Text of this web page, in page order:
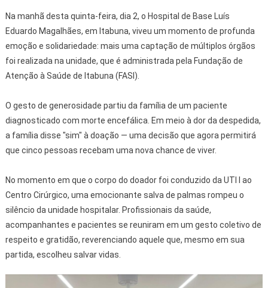
Na manhã desta quinta-feira, dia 2, o Hospital de Base Luís
Eduardo Magalhães, em Itabuna, viveu um momento de profunda
emoção e solidariedade: mais uma captação de múltiplos órgãos
foi realizada na unidade, que é administrada pela Fundação de
Atenção à Saúde de Itabuna (FASI).
O gesto de generosidade partiu da família de um paciente
diagnosticado com morte encefálica. Em meio à dor da despedida,
a família disse "sim" à doação — uma decisão que agora permitirá
que cinco pessoas recebam uma nova chance de viver.
No momento em que o corpo do doador foi conduzido da UTI I ao
Centro Cirúrgico, uma emocionante salva de palmas rompeu o
silêncio da unidade hospitalar. Profissionais da saúde,
acompanhantes e pacientes se reuniram em um gesto coletivo de
respeito e gratidão, reverenciando aquele que, mesmo em sua
partida, escolheu salvar vidas.